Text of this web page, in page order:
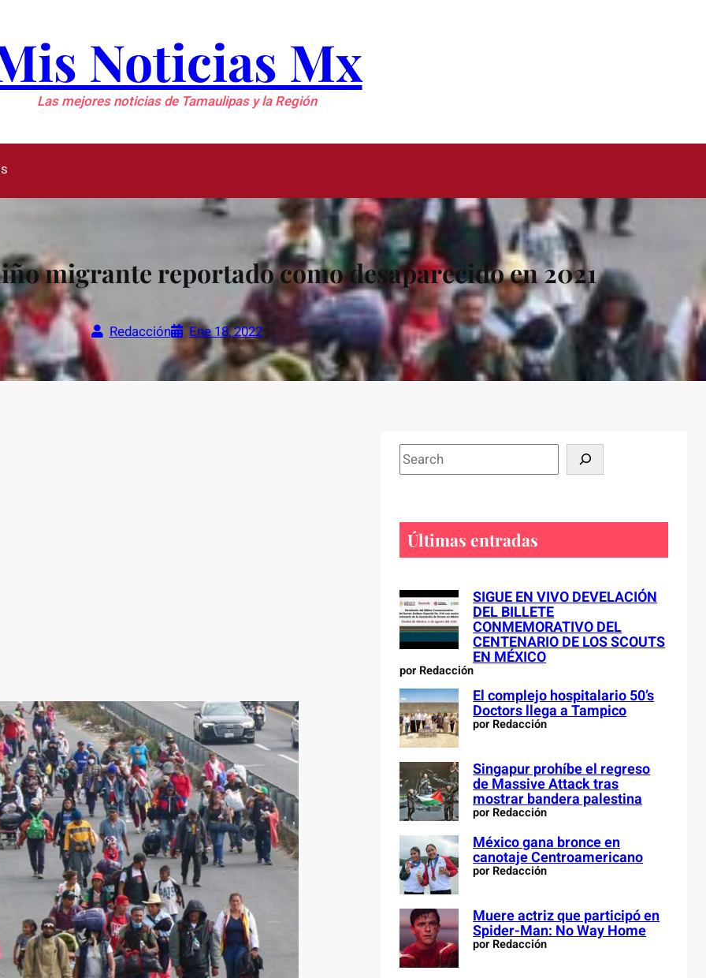
Noticias Mx
Las mejores noticias de Tamaulipas y la Región
migrante reportado como desaparecido en 2021
Redacción Ene 18, 2022
S
e
h
Últimas entradas
SIGUE EN VIVO DEVELACIÓN
DEL BILLETE
CONMEMORATIVO DEL
CENTENARIO DE LOS SCOUTS
EN MÉXICO
por Redacción
El complejo hospitalario 50’s
Doctors llega a Tampico
por Redacción
Singapur prohíbe el regreso
de Massive Attack tras
mostrar bandera palestina
por Redacción
México gana bronce en
canotaje Centroamericano
por Redacción
Muere actriz que participó en
Spider-Man: No Way Home
por Redacción